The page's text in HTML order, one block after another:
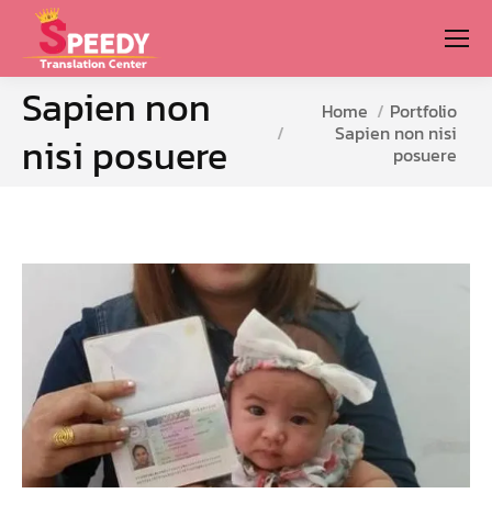
Sapien non
nisi posuere
You are here:
Home
Portfolio
Sapien non nisi
posuere